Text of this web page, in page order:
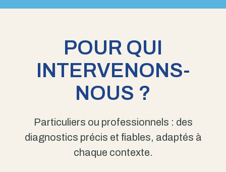
POUR QUI
INTERVENONS-
NOUS ?
Particuliers ou professionnels : des
diagnostics précis et fiables, adaptés à
chaque contexte.